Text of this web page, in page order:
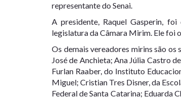
representante do Senai.
A presidente, Raquel Gasperin,
legislatura da Câmara Mirim. Ele foi
Os demais vereadores mirins são
José de Anchieta; Ana Júlia Castro
Furlan Raaber, do Instituto
Miguel; Cristian Tres Disner, da
Federal de Santa Catarina; Eduarda